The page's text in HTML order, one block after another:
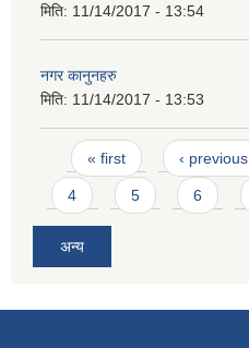
मिति: 11/14/2017 - 13:54
नगर कानुनहरु
मिति: 11/14/2017 - 13:53
Pages
« first ‹ previous
4 5 6
अन्य